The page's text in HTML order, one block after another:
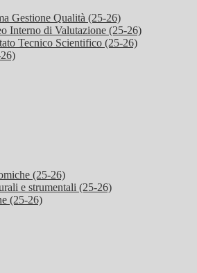
Gestione Qualità (25-26)
Interno di Valutazione (25-26)
Tecnico Scientifico (25-26)
(25-26)
e strumentali (25-26)
(25-26)